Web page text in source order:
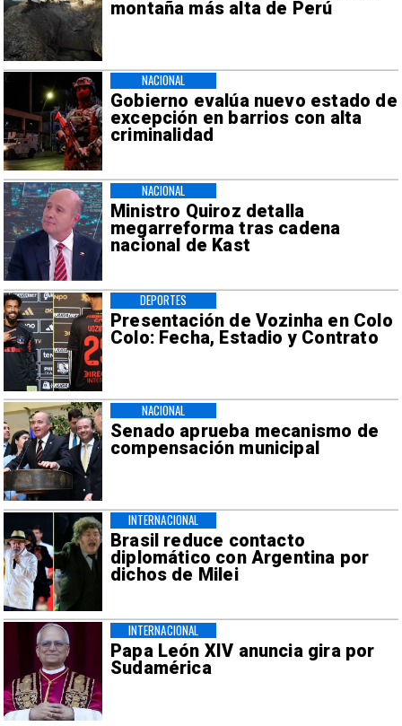
montaña más alta de Perú
Gobierno evalúa nuevo estado de
excepción en barrios con alta
criminalidad
NACIONAL
Ministro Quiroz detalla
megarreforma tras cadena
nacional de Kast
NACIONAL
Presentación de Vozinha en Colo
Colo: Fecha, Estadio y Contrato
DEPORTES
Senado aprueba mecanismo de
compensación municipal
NACIONAL
Brasil reduce contacto
diplomático con Argentina por
dichos de Milei
INTERNACIONAL
Papa León XIV anuncia gira por
Sudamérica
INTERNACIONAL